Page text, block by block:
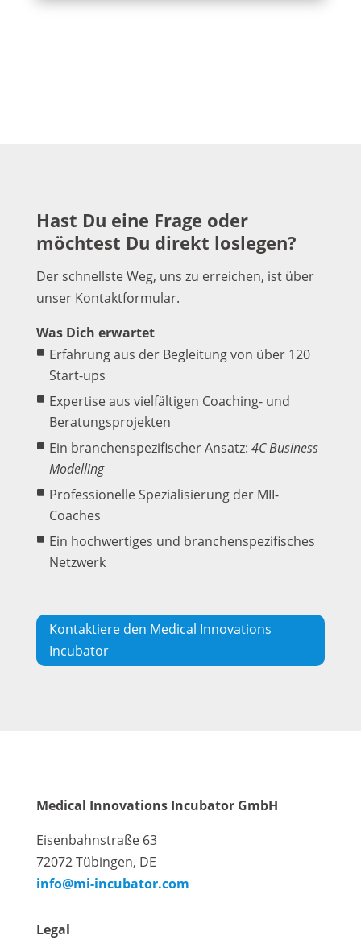
Hast Du eine Frage oder
möchtest Du direkt loslegen?
Der schnellste Weg, uns zu erreichen, ist über
unser Kontaktformular.
Was Dich erwartet
Erfahrung aus der Begleitung von über 120
Start-ups
Expertise aus vielfältigen Coaching- und
Beratungsprojekten
Ein branchenspezifischer Ansatz: 4C Business
Modelling
Professionelle Spezialisierung der MII-
Coaches
Ein hochwertiges und branchenspezifisches
Netzwerk
Kontaktiere den Medical Innovations
Incubator
Medical Innovations Incubator GmbH
Eisenbahnstraße 63
72072 Tübingen, DE
info@mi-incubator.com
Legal